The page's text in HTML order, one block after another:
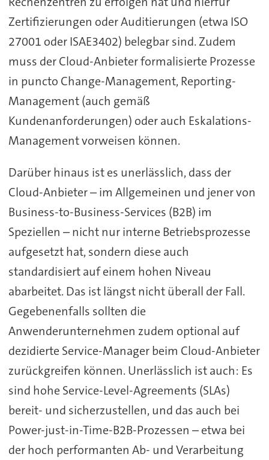
Zertifizierungen oder Auditierungen (etwa ISO
27001 oder ISAE3402) belegbar sind. Zudem
muss der Cloud-Anbieter formalisierte Prozesse
in puncto Change-Management, Reporting-
Management (auch gemäß
Kundenanforderungen) oder auch Eskalations-
Management vorweisen können.
Darüber hinaus ist es unerlässlich, dass der
Cloud-Anbieter – im Allgemeinen und jener von
Business-to-Business-Services (B2B) im
Speziellen – nicht nur interne Betriebsprozesse
aufgesetzt hat, sondern diese auch
standardisiert auf einem hohen Niveau
abarbeitet. Das ist längst nicht überall der Fall.
Gegebenenfalls sollten die
Anwenderunternehmen zudem optional auf
dezidierte Service-Manager beim Cloud-Anbieter
zurückgreifen können. Unerlässlich ist auch: Es
sind hohe Service-Level-Agreements (SLAs)
bereit- und sicherzustellen, und das auch bei
Power-just-in-Time-B2B-Prozessen – etwa bei
der hoch performanten Ab- und Verarbeitung